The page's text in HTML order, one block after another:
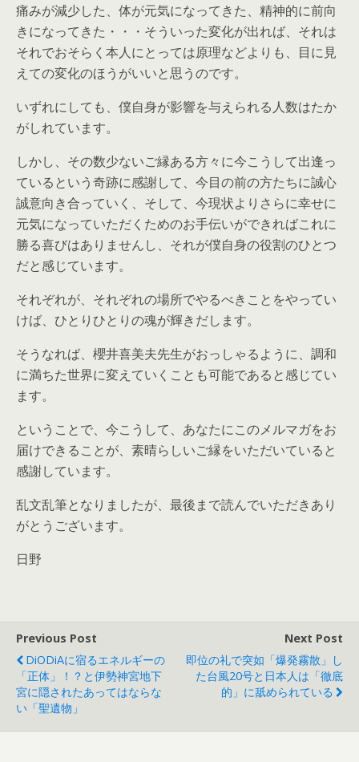
痛みが減少した、体が元気になってきた、精神的に前向
きになってきた・・・そういった変化が出れば、それは
それでおそらく本人にとっては原理などよりも、目に見
えての変化のほうがいいと思うのです。
いずれにしても、僕自身が影響を与えられる人数はたか
がしれています。
しかし、その数少ないご縁ある方々に今こうして出逢っ
ているという奇跡に感謝して、今目の前の方たちに誠心
誠意向き合っていく、そして、今現状よりさらに幸せに
元気になっていただくためのお手伝いができればこれに
勝る喜びはありませんし、それが僕自身の役割のひとつ
だと感じています。
それぞれが、それぞれの場所でやるべきことをやってい
けば、ひとりひとりの魂が輝きだします。
そうなれば、櫻井喜美夫先生がおっしゃるように、調和
に満ちた世界に変えていくことも可能であると感じてい
ます。
ということで、今こうして、あなたにこのメルマガをお
届けできることが、素晴らしいご縁をいただいていると
感謝しています。
乱文乱筆となりましたが、最後まで読んでいただきあり
がとうございます。
日野
Previous Post
DiODiAに宿るエネルギーの
「正体」！？と伊勢神宮地下
宮に隠されたあってはならな
い「聖遺物」
Next Post
即位の礼で突如「爆発霧散」し
た台風20号と日本人は「徹底
的」に舐められている